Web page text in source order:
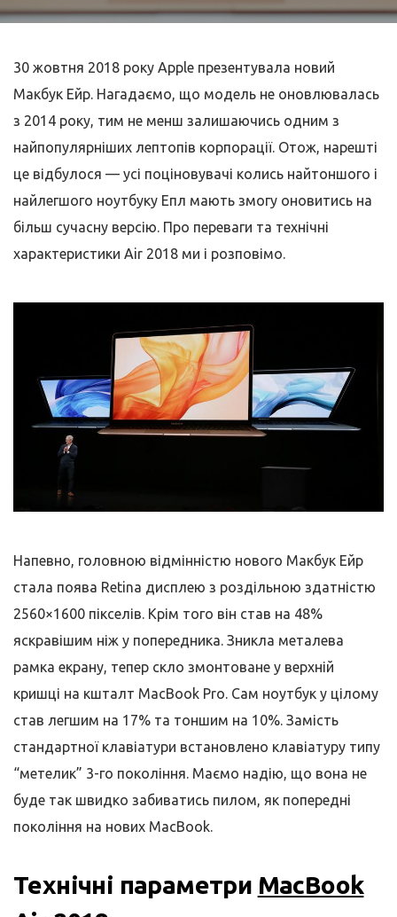
30 жовтня 2018 року Apple презентувала новий
Макбук Ейр. Нагадаємо, що модель не оновлювалась
з 2014 року, тим не менш залишаючись одним з
найпопулярніших лептопів корпорації. Отож, нарешті
це відбулося — усі поціновувачі колись найтоншого і
найлегшого ноутбуку Епл мають змогу оновитись на
більш сучасну версію. Про переваги та технічні
характеристики Air 2018 ми і розповімо.
Напевно, головною відмінністю нового Макбук Ейр
стала поява Retina дисплею з роздільною здатністю
2560×1600 пікселів. Крім того він став на 48%
яскравішим ніж у попередника. Зникла металева
рамка екрану, тепер скло змонтоване у верхній
кришці на кшталт MacBook Pro. Сам ноутбук у цілому
став легшим на 17% та тоншим на 10%. Замість
стандартної клавіатури встановлено клавіатуру типу
“метелик” 3-го покоління. Маємо надію, що вона не
буде так швидко забиватись пилом, як попередні
покоління на нових MacBook.
Технічні параметри MacBook